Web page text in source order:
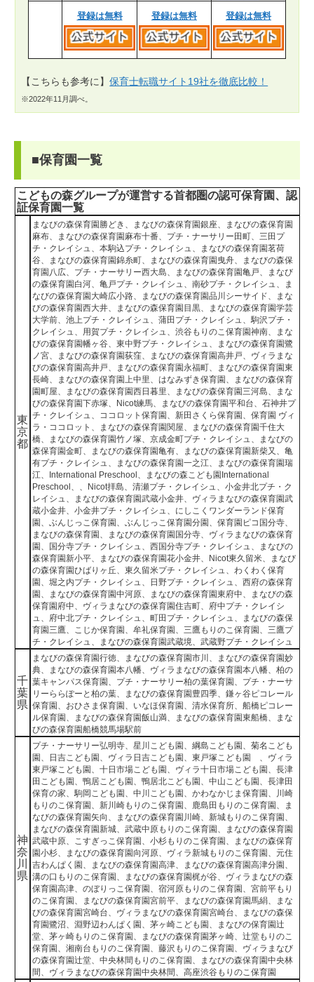
登録は無料 登録は無料 登録は無料
【こちらも参考に】保育士転職サイト19社を徹底比較！
※2022年11月調べ。
■保育園一覧
こどもの森グループが運営する首都圏の認可保育園、認
証保育園一覧
東
京
都
まなびの森保育園勝どき、まなびの森保育園銀座、まなびの森保育園
麻布、まなびの森保育園麻布十番、プチ・ナーサリー田町、三田プ
チ・クレイシュ、本駒込プチ・クレイシュ、まなびの森保育園茗荷
谷、まなびの森保育園錦糸町、まなびの森保育園曳舟、まなびの森保
育園八広、プチ・ナーサリー西大島、まなびの森保育園亀戸、まなび
の森保育園白河、亀戸プチ・クレイシュ、南砂プチ・クレイシュ、ま
なびの森保育園大崎広小路、まなびの森保育園品川シーサイド、まな
びの森保育園西大井、まなびの森保育園目黒、まなびの森保育園学芸
大学前、池上プチ・クレイシュ、蒲田プチ・クレイシュ、駒沢プチ・
クレイシュ、用賀プチ・クレイシュ、渋谷もりのこ保育園神南、まな
びの森保育園幡ヶ谷、東中野プチ・クレイシュ、まなびの森保育園鷺
ノ宮、まなびの森保育園荻窪、まなびの森保育園高井戸、ヴィラまな
びの森保育園高井戸、まなびの森保育園永福町、まなびの森保育園東
長崎、まなびの森保育園上中里、はなみずき保育園、まなびの森保育
園町屋、まなびの森保育園西日暮里、まなびの森保育園三河島、まな
びの森保育園下赤塚、Nicot練馬、まなびの森保育園平和台、石神井プ
チ・クレイシュ、ココロット保育園、新田さくら保育園、保育園 ヴィ
ラ・ココロット、まなびの森保育園関屋、まなびの森保育園千住大
橋、まなびの森保育園竹ノ塚、京成金町プチ・クレイシュ、まなびの
森保育園金町、まなびの森保育園亀有、まなびの森保育園新柴又、亀
有プチ・クレイシュ、まなびの森保育園一之江、まなびの森保育園瑞
江、International Preschool、まなびの森こども園International
Preschool、、Nicot拝島、清瀬プチ・クレイシュ、小金井北プチ・ク
レイシュ、まなびの森保育園武蔵小金井、ヴィラまなびの森保育園武
蔵小金井、小金井プチ・クレイシュ、にしこくワンダーランド保育
園、ぶんじっこ保育園、ぶんじっこ保育園分園、保育園ピコ国分寺、
まなびの森保育園、まなびの森保育園国分寺、ヴィラまなびの森保育
園、国分寺プチ・クレイシュ、西国分寺プチ・クレイシュ、まなびの
森保育園新小平、まなびの森保育園花小金井、Nicot東久留米、まなび
の森保育園ひばりヶ丘、東久留米プチ・クレイシュ、わくわく保育
園、堀之内プチ・クレイシュ、日野プチ・クレイシュ、西府の森保育
園、まなびの森保育園中河原、まなびの森保育園東府中、まなびの森
保育園府中、ヴィラまなびの森保育園住吉町、府中プチ・クレイシ
ュ、府中北プチ・クレイシュ、町田プチ・クレイシュ、まなびの森保
育園三鷹、こじか保育園、牟礼保育園、三鷹もりのこ保育園、三鷹プ
チ・クレイシュ、まなびの森保育園武蔵境、武蔵野プチ・クレイシュ
千
葉
県
まなびの森保育園行徳、まなびの森保育園市川、まなびの森保育園妙
典、まなびの森保育園本八幡、ヴィラまなびの森保育園本八幡、柏の
葉キャンパス保育園、プチ・ナーサリー柏の葉保育園、プチ・ナーサ
リーららぽーと柏の葉、まなびの森保育園豊四季、鎌ヶ谷ピコレール
保育園、おひさま保育園、いなほ保育園、清水保育所、船橋ピコレー
ル保育園、まなびの森保育園飯山満、まなびの森保育園東船橋、まな
びの森保育園船橋競馬場駅前
神
奈
川
県
プチ・ナーサリー弘明寺、星川こども園、綱島こども園、菊名こども
園、日吉こども園、ヴィラ日吉こども園、東戸塚こども園 、ヴィラ
東戸塚こども園、十日市場こども園、ヴィラ十日市場こども園、長津
田こども園、鴨居こども園、鴨居北こども園、中山こども園、長津田
保育の家、駒岡こども園、中川こども園、かわなかじま保育園、川崎
もりのこ保育園、新川崎もりのこ保育園、鹿島田もりのこ保育園、ま
なびの森保育園矢向、まなびの森保育園川崎、新城もりのこ保育園、
まなびの森保育園新城、武蔵中原もりのこ保育園、まなびの森保育園
武蔵中原、こすぎっこ保育園、小杉もりのこ保育園、まなびの森保育
園小杉、まなびの森保育園向河原、ヴィラ新城もりのこ保育園、元住
吉わんぱく園、まなびの森保育園高津、まなびの森保育園高津分園、
溝の口もりのこ保育園、まなびの森保育園梶が谷、ヴィラまなびの森
保育園高津、のぼりっこ保育園、宿河原もりのこ保育園、宮前平もり
のこ保育園、まなびの森保育園宮前平、まなびの森保育園馬絹、まな
びの森保育園宮崎台、ヴィラまなびの森保育園宮崎台、まなびの森保
育園鷺沼、淵野辺わんぱく園、茅ヶ崎こども園、まなびの保育園辻
堂、茅ヶ崎もりのこ保育園、まなびの森保育園茅ヶ崎、辻堂もりのこ
保育園、湘南台もりのこ保育園、藤沢もりのこ保育園、ヴィラまなび
の森保育園辻堂、中央林間もりのこ保育園、まなびの森保育園中央林
間、ヴィラまなびの森保育園中央林間、高座渋谷もりのこ保育園